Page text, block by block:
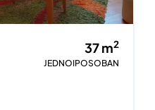
37m2
JEDNOIPOSOBAN